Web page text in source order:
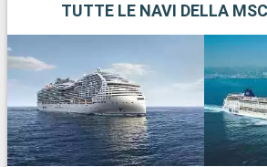
TUTTE LE NAVI DELLA